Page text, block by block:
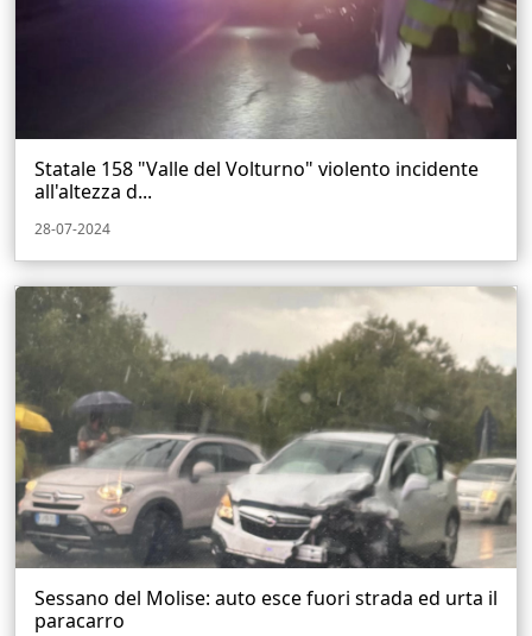
Statale 158 "Valle del Volturno" violento incidente
all'altezza d...
28-07-2024
Sessano del Molise: auto esce fuori strada ed urta il
paracarro